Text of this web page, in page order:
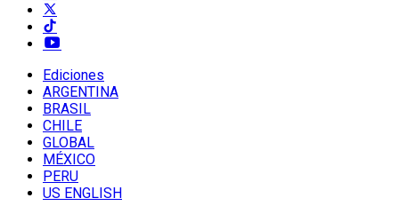
Ediciones
ARGENTINA
BRASIL
CHILE
GLOBAL
MÉXICO
PERU
US ENGLISH